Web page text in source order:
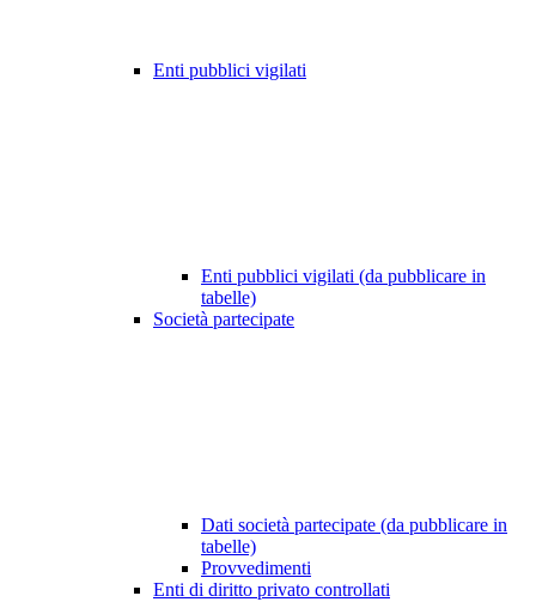
Enti pubblici vigilati
Enti pubblici vigilati (da pubblicare in
tabelle)
Società partecipate
Dati società partecipate (da pubblicare in
tabelle)
Provvedimenti
Enti di diritto privato controllati